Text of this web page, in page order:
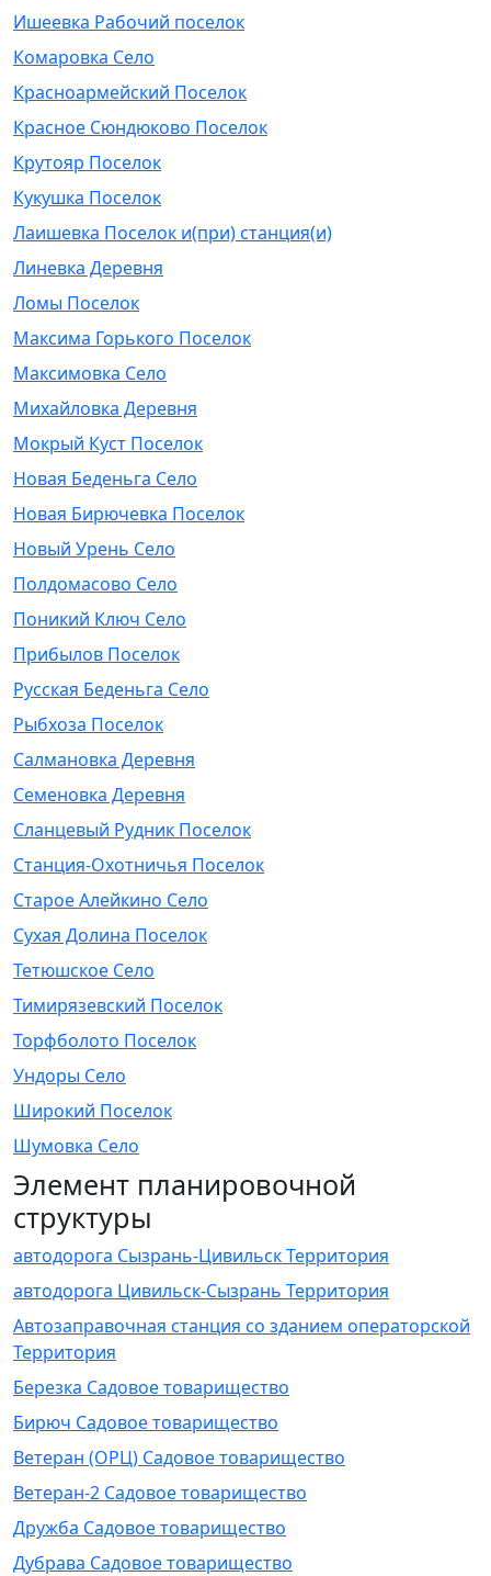
Ишеевка Рабочий поселок
Комаровка Село
Красноармейский Поселок
Красное Сюндюково Поселок
Крутояр Поселок
Кукушка Поселок
Лаишевка Поселок и(при) станция(и)
Линевка Деревня
Ломы Поселок
Максима Горького Поселок
Максимовка Село
Михайловка Деревня
Мокрый Куст Поселок
Новая Беденьга Село
Новая Бирючевка Поселок
Новый Урень Село
Полдомасово Село
Поникий Ключ Село
Прибылов Поселок
Русская Беденьга Село
Рыбхоза Поселок
Салмановка Деревня
Семеновка Деревня
Сланцевый Рудник Поселок
Станция-Охотничья Поселок
Старое Алейкино Село
Сухая Долина Поселок
Тетюшское Село
Тимирязевский Поселок
Торфболото Поселок
Ундоры Село
Широкий Поселок
Шумовка Село
Элемент планировочной
структуры
автодорога Сызрань-Цивильск Территория
автодорога Цивильск-Сызрань Территория
Автозаправочная станция со зданием операторской
Территория
Березка Садовое товарищество
Бирюч Садовое товарищество
Ветеран (ОРЦ) Садовое товарищество
Ветеран-2 Садовое товарищество
Дружба Садовое товарищество
Дубрава Садовое товарищество